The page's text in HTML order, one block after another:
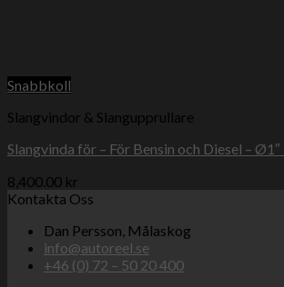
Snabbkoll
Slangvindor & Slangupprullare
Slangvinda för – För Bensin och Diesel – Ø1″
8,400.00 kr
Kontakta Oss
Dan Persson, Målaskog
info@autoreel.se
+46 (0) 72 – 50 20 400